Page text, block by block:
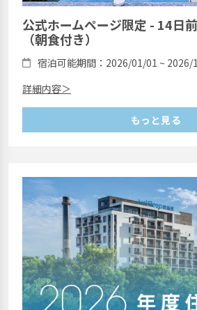
公式ホームページ限定 - 14日
（朝食付き）
宿泊可能期間：2026/01/01 ~ 2026/
詳細内容＞
もっと見る